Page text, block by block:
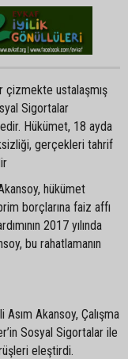
çizmekte ustalaşmış
Sigortalar
Hükümet, 18 ayda
gerçekleri tahrif
hükümet
borçlarına faiz affı
2017 yılında
bu rahatlamanın
Akansoy, Çalışma
Sosyal Sigortalar ile
eleştirdi.